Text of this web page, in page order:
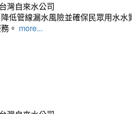
灣自來水公司
低管線漏水風險並確保民眾用水
。 more...